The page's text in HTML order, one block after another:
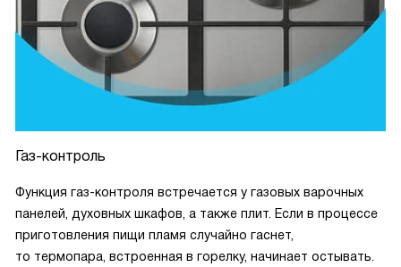
Газ-контроль
Функция газ-контроля встречается у газовых варочных
панелей, духовных шкафов, а также плит. Если в процессе
приготовления пищи пламя случайно гаснет,
то термопара, встроенная в горелку, начинает остывать.